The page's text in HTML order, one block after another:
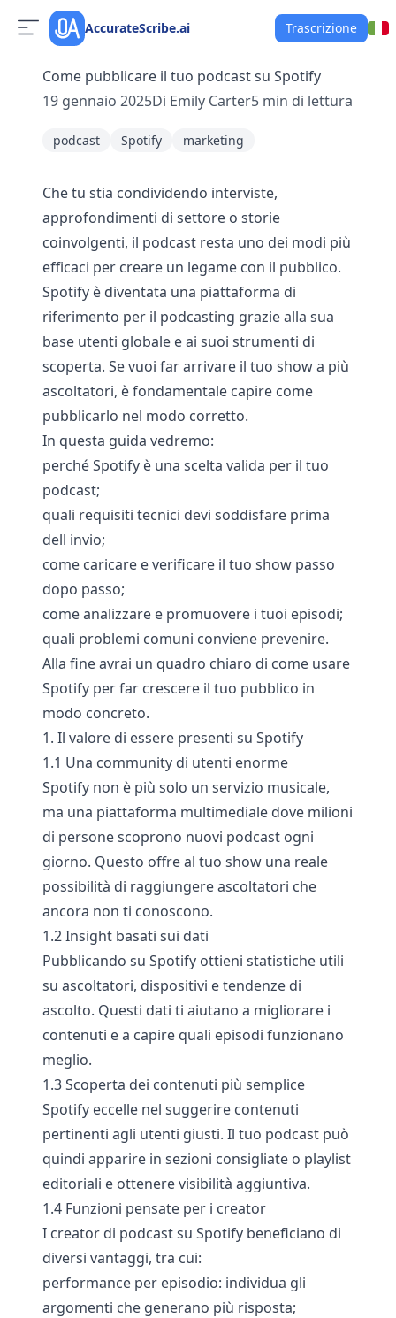
AccurateScribe.ai Trascrizione
Come pubblicare il tuo podcast su Spotify
19 gennaio 2025Di Emily Carter5 min di lettura
podcast Spotify marketing
Che tu stia condividendo interviste,
approfondimenti di settore o storie
coinvolgenti, il podcast resta uno dei modi più
efficaci per creare un legame con il pubblico.
Spotify è diventata una piattaforma di
riferimento per il podcasting grazie alla sua
base utenti globale e ai suoi strumenti di
scoperta. Se vuoi far arrivare il tuo show a più
ascoltatori, è fondamentale capire come
pubblicarlo nel modo corretto.
In questa guida vedremo:
perché Spotify è una scelta valida per il tuo
podcast;
quali requisiti tecnici devi soddisfare prima
dell invio;
come caricare e verificare il tuo show passo
dopo passo;
come analizzare e promuovere i tuoi episodi;
quali problemi comuni conviene prevenire.
Alla fine avrai un quadro chiaro di come usare
Spotify per far crescere il tuo pubblico in
modo concreto.
1. Il valore di essere presenti su Spotify
1.1 Una community di utenti enorme
Spotify non è più solo un servizio musicale,
ma una piattaforma multimediale dove milioni
di persone scoprono nuovi podcast ogni
giorno. Questo offre al tuo show una reale
possibilità di raggiungere ascoltatori che
ancora non ti conoscono.
1.2 Insight basati sui dati
Pubblicando su Spotify ottieni statistiche utili
su ascoltatori, dispositivi e tendenze di
ascolto. Questi dati ti aiutano a migliorare i
contenuti e a capire quali episodi funzionano
meglio.
1.3 Scoperta dei contenuti più semplice
Spotify eccelle nel suggerire contenuti
pertinenti agli utenti giusti. Il tuo podcast può
quindi apparire in sezioni consigliate o playlist
editoriali e ottenere visibilità aggiuntiva.
1.4 Funzioni pensate per i creator
I creator di podcast su Spotify beneficiano di
diversi vantaggi, tra cui:
performance per episodio: individua gli
argomenti che generano più risposta;